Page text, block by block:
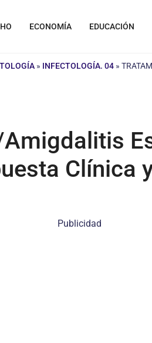
ECONOMÍA EDUCACIÓN
» INFECTOLOGÍA. 04 »
Clínica
Publicidad